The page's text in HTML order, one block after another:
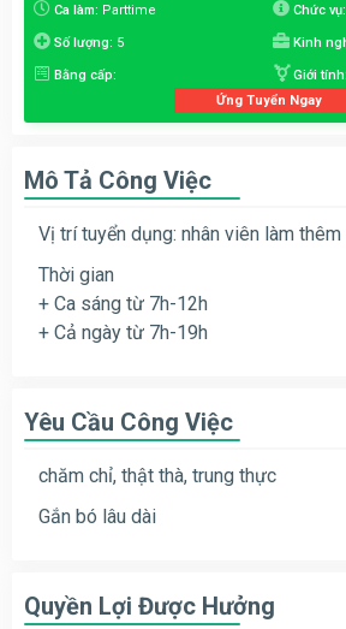
Ca làm: Parttime Chức vụ:
Số lượng: 5 Kinh
Bằng cấp: Giới tính:
Ứng Tuyển Ngay
Mô Tả Công Việc
Vị trí tuyển dụng: nhân viên làm thêm
Thời gian
+ Ca sáng từ 7h-12h
+ Cả ngày từ 7h-19h
Yêu Cầu Công Việc
chăm chỉ, thật thà, trung thực
Gắn bó lâu dài
Quyền Lợi Được Hưởng